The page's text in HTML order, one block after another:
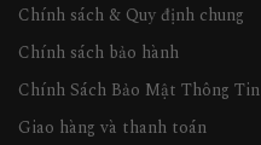
Chính sách & Quy định chung
Chính sách bảo hành
Chính Sách Bảo Mật Thông Tin
Giao hàng và thanh toán